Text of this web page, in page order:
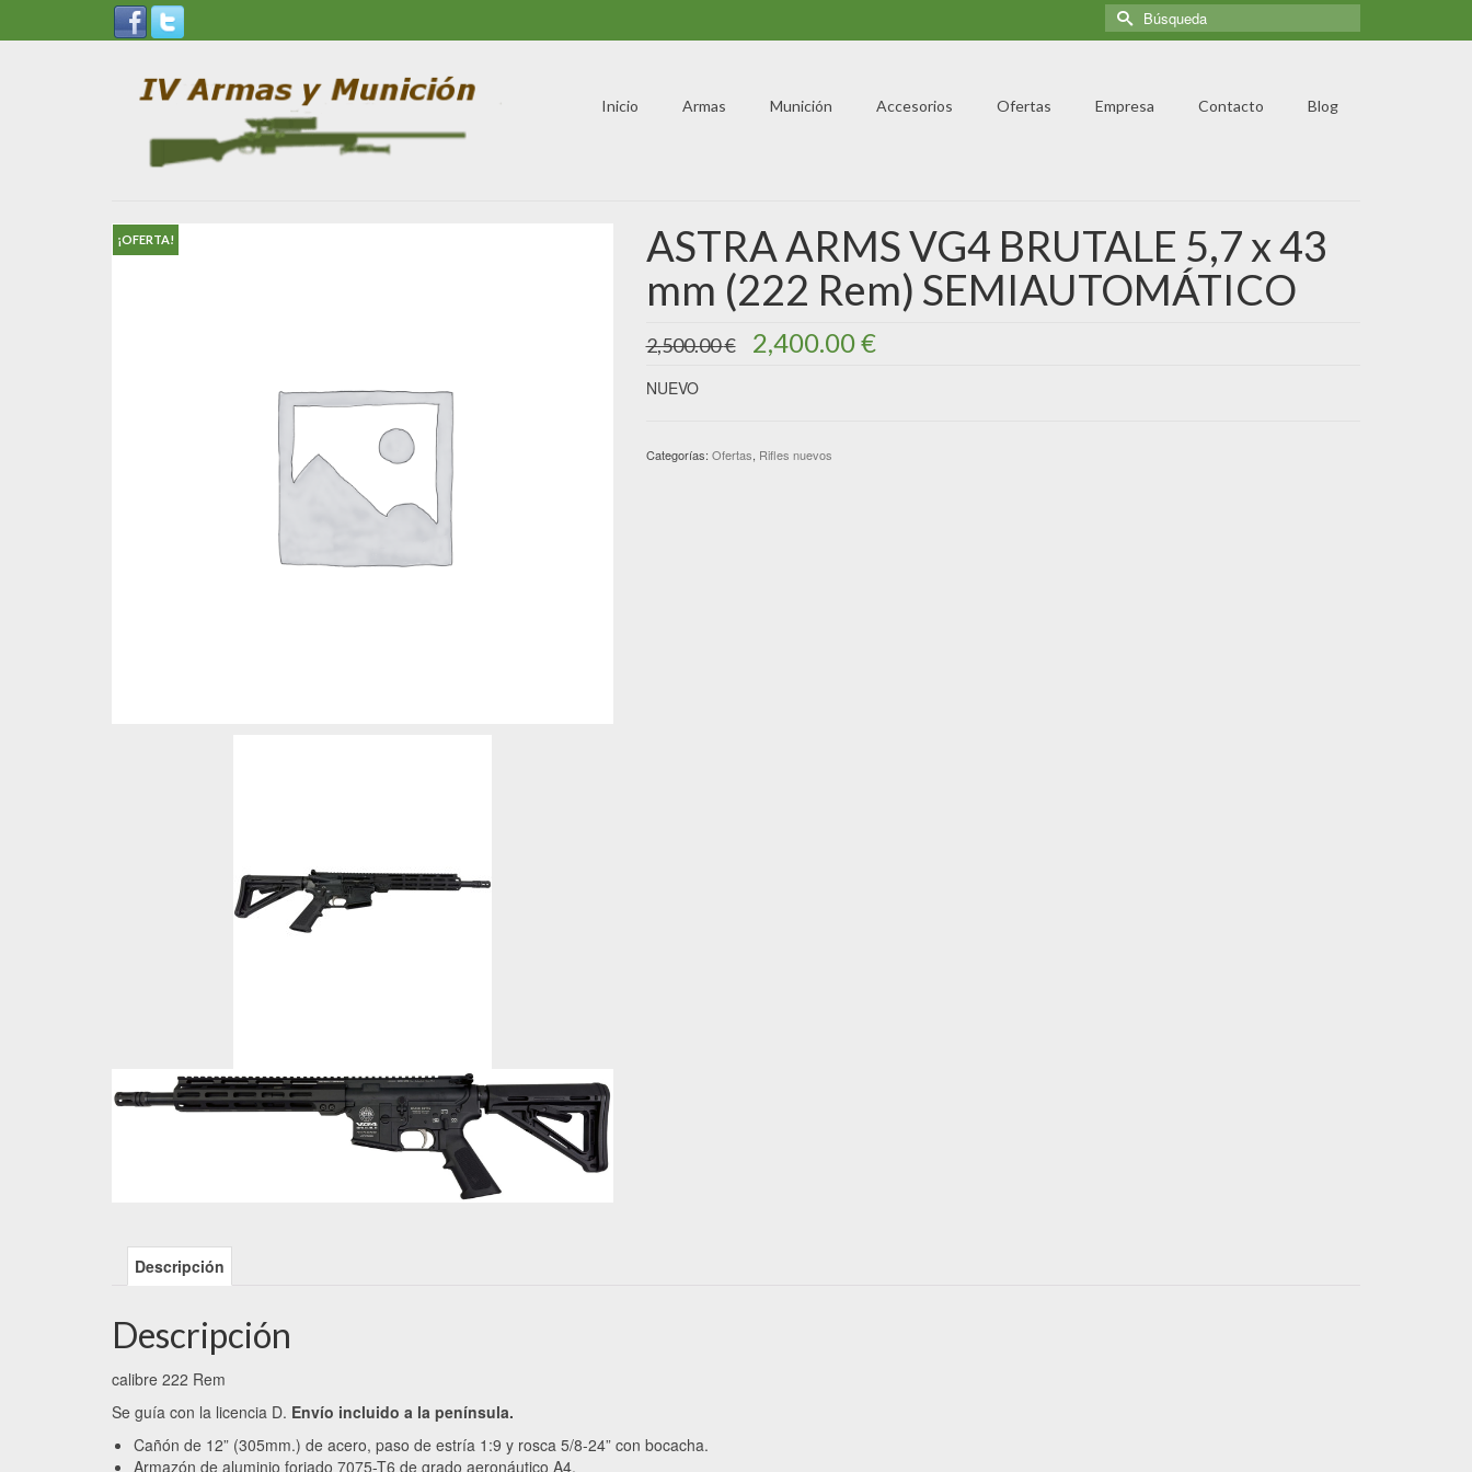
Inicio Armas Munición Accesorios Ofertas Empresa Contacto Blog
¡OFERTA!
ASTRA ARMS VG4 BRUTALE 5,7 x 43
mm (222 Rem) SEMIAUTOMÁTICO
2,500.00€ El
precio
2,400.00€El
NUEVO
Categorías: Ofertas, Rifles nuevos
Descripción
Descripción
calibre 222 Rem
Se guía con la licencia D. Envío incluido a la península.
Cañón de 12” (305mm.) de acero, paso de estría 1:9 y rosca 5/8-24” con bocacha.
Armazón de aluminio forjado 7075-T6 de grado aeronáutico A4.